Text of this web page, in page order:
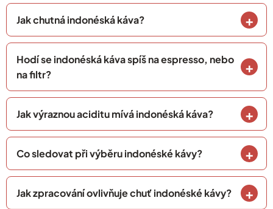
Jak chutná indonéská káva?
Hodí se indonéská káva spíš na espresso, nebo
na filtr?
Jak výraznou aciditu mívá indonéská káva?
Co sledovat při výběru indonéské kávy?
Jak zpracování ovlivňuje chuť indonéské kávy?